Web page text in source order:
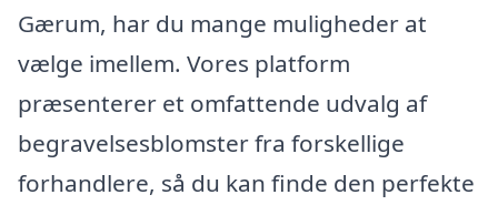
Gærum, har du mange muligheder at
vælge imellem. Vores platform
præsenterer et omfattende udvalg af
begravelsesblomster fra forskellige
forhandlere, så du kan finde den perfekte